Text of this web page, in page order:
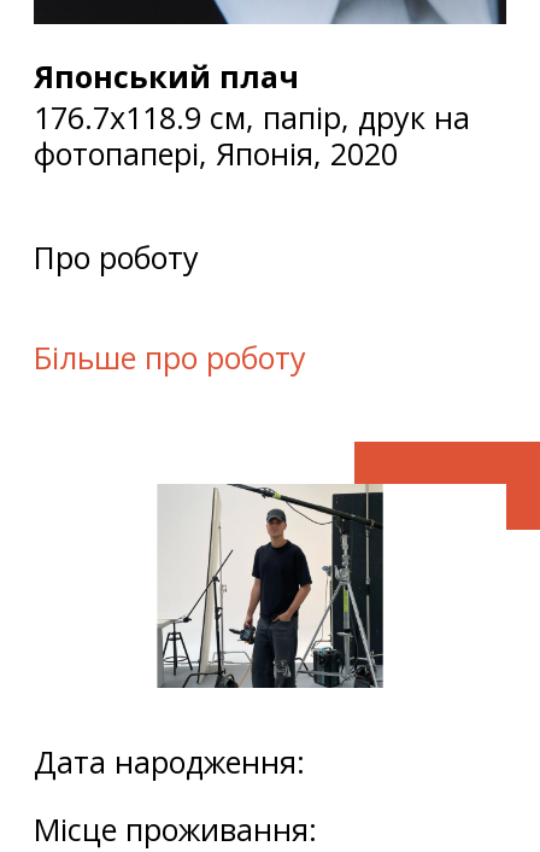
Японський плач
176.7x118.9 см, папір, друк на
фотопапері, Японія, 2020
Про роботу
Більше про роботу
Дата народження:
Місце проживання: